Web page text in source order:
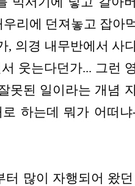
리에 던져놓고 잡아
, 의경 내무반에서 사
웃는다던가... 그런
못된 일이라는 개념
하는데 뭐가 어떠
터 많이 자행되어 왔